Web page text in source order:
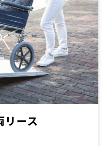
リース